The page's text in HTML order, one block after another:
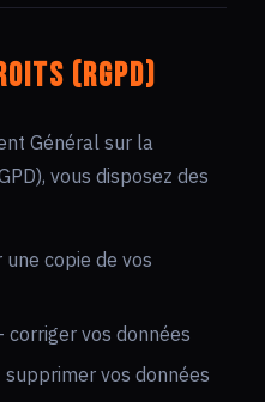
(RGPD)
Général sur la
vous disposez des
copie de vos
corriger vos données
vos données